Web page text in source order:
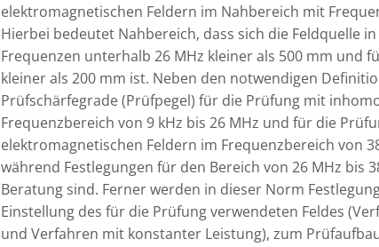
elektromagnetischen Feldern im Nahbereich mit
Hierbei bedeutet Nahbereich, dass sich die Feldquelle
Frequenzen unterhalb 26 MHz kleiner als 500 mm und
kleiner als 200 mm ist. Neben den notwendigen
Prüfschärfegrade (Prüfpegel) für die Prüfung mit
Frequenzbereich von 9 kHz bis 26 MHz und für die
elektromagnetischen Feldern im Frequenzbereich von
während Festlegungen für den Bereich von 26 MHz bis
Beratung sind. Ferner werden in dieser Norm
Einstellung des für die Prüfung verwendeten Feldes
und Verfahren mit konstanter Leistung), zum